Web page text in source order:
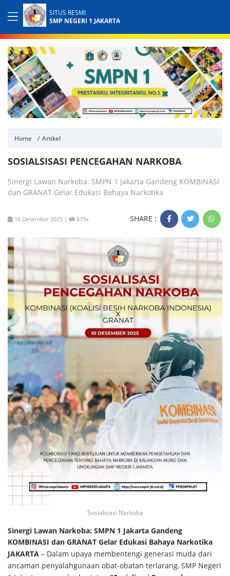
SITUS RESMI
SMP NEGERI 1 JAKARTA
Home Artikel
SOSIALSISASI PENCEGAHAN NARKOBA
Sinergi Lawan Narkoba: SMPN 1 Jakarta Gandeng KOMBINASI
dan GRANAT Gelar Edukasi Bahaya Narkotika
18 Desember 2025 | 673x SHARE :
Sosialisasi Narkoba
Sinergi Lawan Narkoba: SMPN 1 Jakarta Gandeng
KOMBINASI dan GRANAT Gelar Edukasi Bahaya Narkotika
JAKARTA – Dalam upaya membentengi generasi muda dari
ancaman penyalahgunaan obat-obatan terlarang, SMP Negeri